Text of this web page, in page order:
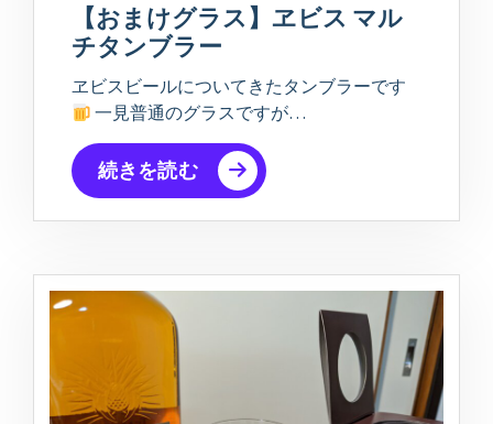
【おまけグラス】ヱビス マル
チタンブラー
ヱビスビールについてきたタンブラーです
一見普通のグラスですが…
続きを読む